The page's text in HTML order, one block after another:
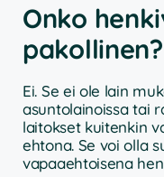
Onko
pakollinen?
Ei. Se ei ole lain
asuntolainoissa tai
laitokset kuitenkin
ehtona. Se voi olla
vapaaehtoisena